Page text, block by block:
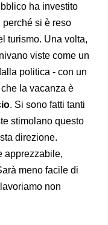
ha investito
perché si è reso
turismo. Una volta,
viste come un
politica - con un
la vacanza è
. Si sono fatti tanti
stimolano questo
direzione.
apprezzabile,
meno facile di
non